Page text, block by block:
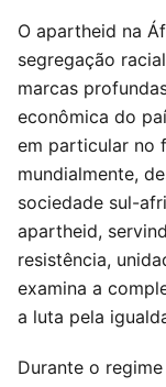
O apartheid na
segregação
marcas
econômica do
em particular no
mundialmente,
sociedade sul-
apartheid,
resistência,
examina a
a luta pela
Durante o